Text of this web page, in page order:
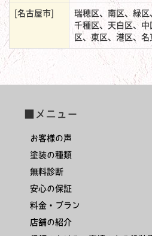
[名古屋市]
瑞穂区、南区、緑区
千種区、天白区、
区、東区、港区、
■メニュー
お客様の声
塗装の種類
無料診断
安心の保証
料金・プラン
店舗の紹介